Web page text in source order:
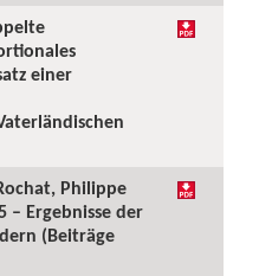
einer
Philippe
– Ergebnisse der
(Beiträge